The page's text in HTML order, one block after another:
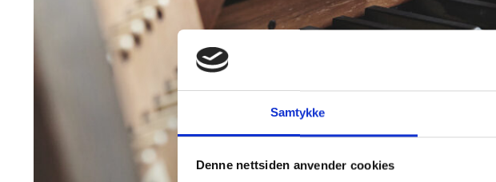
Samtykke
Denne nettsiden anvender cookies